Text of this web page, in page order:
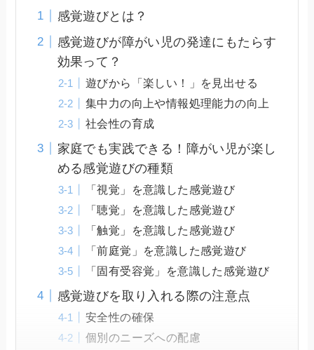
感覚遊びとは？
感覚遊びが障がい児の発達にもたらす
効果って？
遊びから「楽しい！」を見出せる
集中力の向上や情報処理能力の向上
社会性の育成
家庭でも実践できる！障がい児が楽し
める感覚遊びの種類
「視覚」を意識した感覚遊び
「聴覚」を意識した感覚遊び
「触覚」を意識した感覚遊び
「前庭覚」を意識した感覚遊び
「固有受容覚」を意識した感覚遊び
感覚遊びを取り入れる際の注意点
安全性の確保
個別のニーズへの配慮